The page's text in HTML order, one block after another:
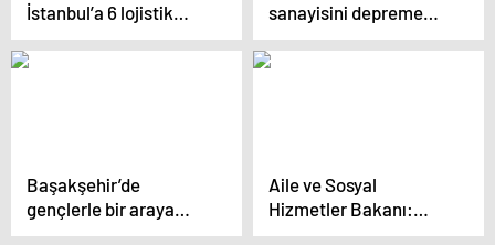
İstanbul’a 6 lojistik
merkezi daha ekleyip
afet anında destek
sanayisini depreme
karşı korumak
zorundayız”
Başakşehir’de
gençlerle bir araya
gelen Kurum:
Aile ve Sosyal
Hizmetler Bakanı:
İstanbul 5 yıl boşa